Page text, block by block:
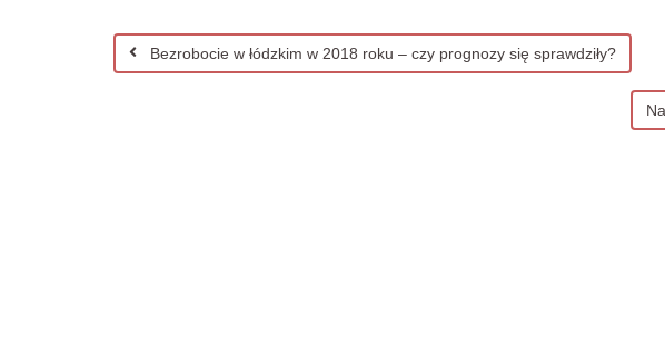
Bezrobocie w łódzkim w 2018 roku – czy prognozy się sprawdziły?